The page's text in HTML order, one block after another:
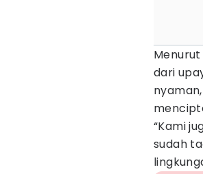
dari
“Kami
sudah